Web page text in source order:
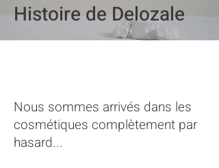
Histoire de Delozale
Nous sommes arrivés dans les
cosmétiques complètement par
hasard...